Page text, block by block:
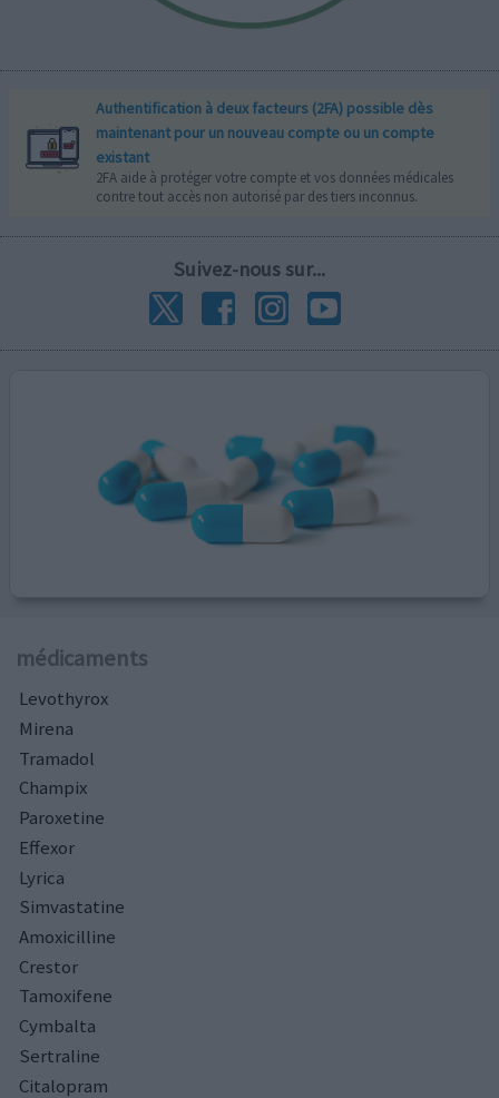
Authentification à deux facteurs (2FA) possible dès
maintenant pour un nouveau compte ou un compte
existant
2FA aide à protéger votre compte et vos données médicales
contre tout accès non autorisé par des tiers inconnus.
Suivez-nous sur...
médicaments
Levothyrox
Mirena
Tramadol
Champix
Paroxetine
Effexor
Lyrica
Simvastatine
Amoxicilline
Crestor
Tamoxifene
Cymbalta
Sertraline
Citalopram